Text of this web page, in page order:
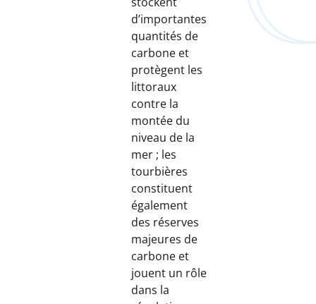
d’importantes
quantités de
carbone et
protègent les
littoraux
contre la
montée du
niveau de la
mer ; les
tourbières
constituent
également
des réserves
majeures de
carbone et
jouent un rôle
dans la